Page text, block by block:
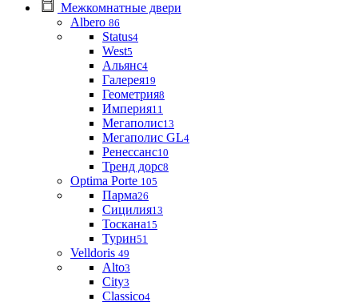
Межкомнатные двери
Albero 86
Status4
West5
Альянс4
Галерея19
Геометрия8
Империя11
Мегаполис13
Мегаполис GL4
Ренессанс10
Тренд дорс8
Optima Porte 105
Парма26
Сицилия13
Тоскана15
Турин51
Velldoris 49
Alto3
City3
Classico4